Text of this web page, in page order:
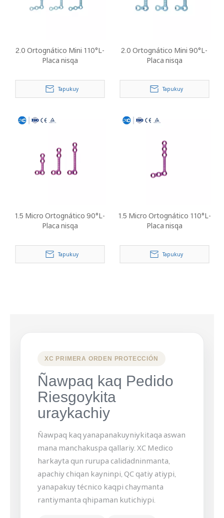
2.0 Ortognático Mini 110°L-
Placa nisqa
Tapukuy
2.0 Ortognático Mini 90°L-
Placa nisqa
Tapukuy
1.5 Micro Ortognático 90°L-
Placa nisqa
Tapukuy
1.5 Micro Ortognático 110°L-
Placa nisqa
Tapukuy
XC PRIMERA ORDEN PROTECCIÓN
Ñawpaq kaq Pedido
Riesgoykita
uraykachiy
Ñawpaq kaq yanapanakuyniykitaqa aswan
mana manchakuspa qallariy. XC Medico
harkayta qun rurupa calidadninmanta,
apachiy chiqan kayninpi, QC qatiy atiypi,
yanapakuy técnico kaqpi chaymanta
rantiymanta qhipaman kutichiypi.